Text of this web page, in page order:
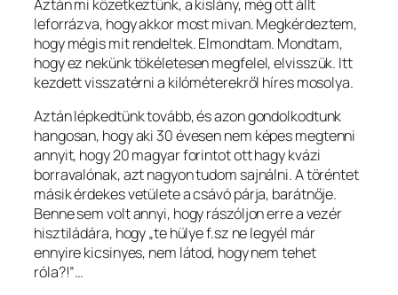
Aztán mi közetkeztünk, a kislány, még ott állt
leforrázva, hogy akkor most mivan. Megkérdeztem,
hogy mégis mit rendeltek. Elmondtam. Mondtam,
hogy ez nekünk tökéletesen megfelel, elvisszük. Itt
kezdett visszatérni a kilóméterekről híres mosolya.
Aztán lépkedtünk tovább, és azon gondolkodtunk
hangosan, hogy aki 30 évesen nem képes megtenni
annyit, hogy 20 magyar forintot ott hagy kvázi
borravalónak, azt nagyon tudom sajnálni. A töréntet
másik érdekes vetülete a csávó párja, barátnője.
Benne sem volt annyi, hogy rászóljon erre a vezér
hisztiládára, hogy „te hülye f.sz ne legyél már
ennyire kicsinyes, nem látod, hogy nem tehet
róla?!”…